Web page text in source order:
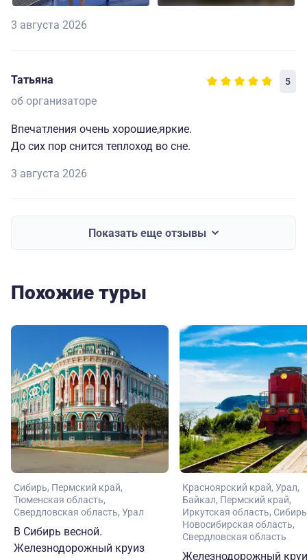
3 августа 2026
Татьяна 5
об организаторе
Впечатления очень хорошие,яркие.
До сих пор снится теплоход во сне.
3 августа 2026
Показать еще отзывы
Похожие туры
Сибирь Пермский край
Тюменская область
Свердловская область Урал
В Сибирь весной.
Железнодорожный круиз
Красноярский край Урал
Байкал Пермский край
Иркутская область Сибирь
Новосибирская область
Свердловская область
Железнодорожный